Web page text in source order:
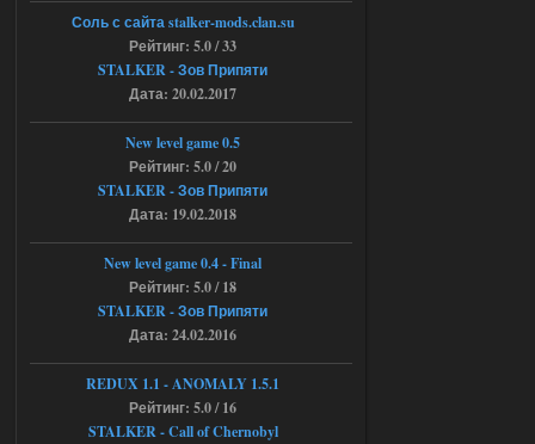
Ответить ➤
04.08.2026
Объединенный Пак 2 + OGSR +
STCoP WP 3.4
andreyforest1993
там есть опция расшириные
анимации нпс, я поставил
галочку но толку ноль, ни каких
анимаций нет, может это что-то другое,
кнопок по поводу анимаций
Последний рассвет - Эпизод 1
22:29
Stalker-Mods-Clan-su
Доступно только для пользователей
Соль с сайта stalker-mods.clan.su
Рейтинг: 5.0 / 33
STALKER - Зов Припяти
Дата: 20.02.2017
New level game 0.5
Рейтинг: 5.0 / 20
STALKER - Зов Припяти
Дата: 19.02.2018
New level game 0.4 - Final
Рейтинг: 5.0 / 18
STALKER - Зов Припяти
Дата: 24.02.2016
REDUX 1.1​​​​​​​ - ANOMALY 1.5.1
Рейтинг: 5.0 / 16
STALKER - Call of Chernobyl